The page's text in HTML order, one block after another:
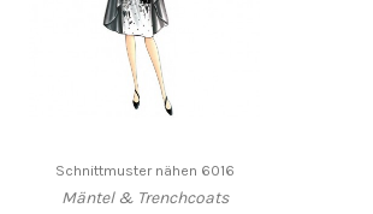
Schnittmuster nähen 6016
Mäntel & Trenchcoats